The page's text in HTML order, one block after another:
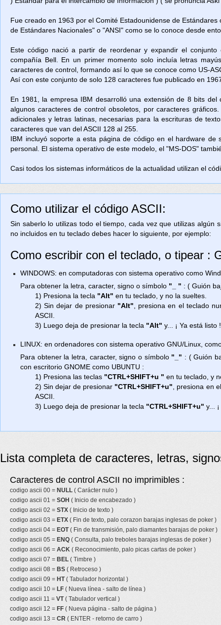
Fue creado en 1963 por el Comité Estadounidense de
de Estándares Nacionales" o "ANSI" como se lo conoce desde
Este código nació a partir de reordenar y expandir el
compañía Bell. En un primer momento solo incluía letras
caracteres de control, formando así lo que se conoce como US-
Así con este conjunto de solo 128 caracteres fue publicado en
En 1981, la empresa IBM desarrolló una extensión de 8 bits
algunos caracteres de control obsoletos, por caracteres
adicionales y letras latinas, necesarias para la escrituras de
caracteres que van del ASCII 128 al 255.
IBM incluyó soporte a esta página de código en el hardware
personal. El sistema operativo de este modelo, el "MS-DOS"
Casi todos los sistemas informáticos de la actualidad utilizan el
Como utilizar el código ASCII:
Sin saberlo lo utilizas todo el tiempo, cada vez que utilizas
no incluidos en tu teclado debes hacer lo siguiente, por ejemplo:
Como escribir con el teclado, o tipear :
WINDOWS: en computadoras con sistema operativo como
Para obtener la letra, caracter, signo o símbolo "_ " : ( Guión
1) Presiona la tecla "Alt" en tu teclado, y no la sueltes.
2) Sin dejar de presionar "Alt" , presiona en el teclado
ASCII.
3) Luego deja de presionar la tecla "Alt" y... ¡ Ya está listo
LINUX: en ordenadores con sistema operativo GNU/Linux,
Para obtener la letra, caracter, signo o símbolo "_" : ( Guión
con escritorio GNOME como UBUNTU :
1) Presiona las teclas "CTRL+SHIFT+u " en tu teclado, y
2) Sin dejar de presionar "CTRL+SHIFT+u" , presiona en
ASCII.
3) Luego deja de presionar la tecla "CTRL+SHIFT+u" y...
Lista completa de caracteres, letras,
Caracteres de control ASCII no imprimibles :
codigo ascii 00 = NULL ( Carácter nulo )
codigo ascii 01 = SOH ( Inicio de encabezado )
codigo ascii 02 = STX ( Inicio de texto )
codigo ascii 03 = ETX ( Fin de texto, palo corazon barajas inglesas de poker )
codigo ascii 04 = EOT( Fin de transmisión, palo diamantes barajas de poker )
codigo ascii 05 = ENQ ( Consulta, palo treboles barajas inglesas de poker )
codigo ascii 06 = ACK ( Reconocimiento, palo picas cartas de poker )
codigo ascii 07 = BEL ( Timbre )
codigo ascii 08 = BS ( Retroceso )
codigo ascii 09 = HT( Tabulador horizontal )
codigo ascii 10 = LF ( Nueva línea - salto de línea )
codigo ascii 11 = VT( Tabulador vertical )
codigo ascii 12 = FF ( Nueva página - salto de página )
codigo ascii 13 = CR ( ENTER - retorno de carro )